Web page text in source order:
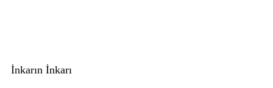
İnkarın İnkarı